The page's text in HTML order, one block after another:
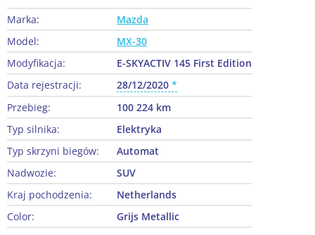
Marka:
Mazda
Model:
MX-30
Modyfikacja:
E-SKYACTIV 145 First Edition
Data rejestracji:
28/12/2020
Przebieg:
100 224 km
Typ silnika:
Elektryka
Typ skrzyni biegów:
Automat
Nadwozie:
SUV
Kraj pochodzenia:
Netherlands
Color:
Grijs Metallic